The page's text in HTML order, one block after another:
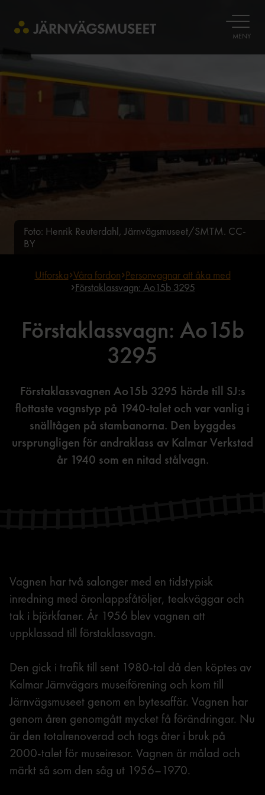
ÖPPNA
MENY
Foto: Henrik Reuterdahl, Järnvägsmuseet/SMTM. CC-
BY
Utforska Våra fordon Personvagnar att åka med
Förstaklassvagn: Ao15b 3295
Förstaklassvagn: Ao15b
3295
Förstaklassvagnen Ao15b 3295 hörde till SJ:s
flottaste vagnstyp på 1940-talet och var vanlig i
snälltågen på stambanorna. Den byggdes
ursprungligen för andraklass av Kalmar Verkstad
år 1940 som en nitad stålvagn.
Vagnen har två salonger med en tidstypisk
inredning med öronlappsfåtöljer, teakväggar och
tak i björkfaner. År 1956 blev vagnen att
uppklassad till förstaklassvagn.
Den gick i trafik till sent 1980-tal då den köptes av
Kalmar Järnvägars museiförening och kom till
Järnvägsmuseet genom en bytesaffär. Vagnen har
genom åren genomgått mycket få förändringar. Nu
är den totalrenoverad och togs åter i bruk på
2000-talet för museiresor. Vagnen är målad och
märkt så som den såg ut 1956–1970.